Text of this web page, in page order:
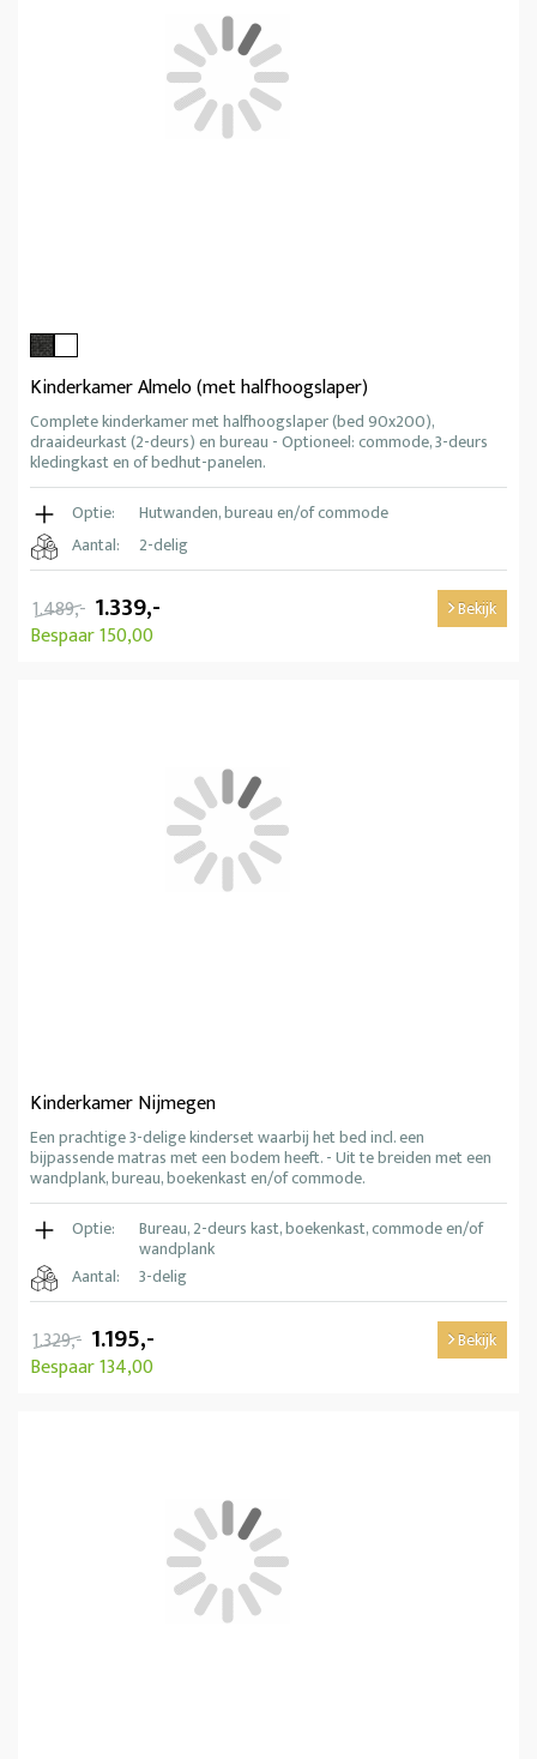
Kinderkamer Almelo (met halfhoogslaper)
Complete kinderkamer met halfhoogslaper (bed 90x200),
draaideurkast (2-deurs) en bureau - Optioneel: commode, 3-deurs
kledingkast en of bedhut-panelen.
Optie:
Hutwanden, bureau en/of commode
Aantal:
2-delig
1.489,- 1.339,-
Bespaar 150,00
Bekijk
Kinderkamer Nijmegen
Een prachtige 3-delige kinderset waarbij het bed incl. een
bijpassende matras met een bodem heeft. - Uit te breiden met een
wandplank, bureau, boekenkast en/of commode.
Optie:
Bureau, 2-deurs kast, boekenkast, commode en/of
wandplank
Aantal:
3-delig
1.329,- 1.195,-
Bespaar 134,00
Bekijk